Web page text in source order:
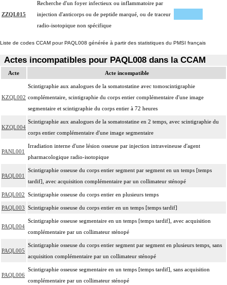
ZZQL015
Recherche d'un foyer infectieux ou inflammatoire par
injection d'anticorps ou de peptide marqué, ou de traceur
radio-isotopique non spécifique
Liste de codes CCAM pour PAQL008 générée à partir des statistiques du PMSI français
Actes incompatibles pour PAQL008 dans la CCAM
Acte Acte incompatible
KZQL002
Scintigraphie aux analogues de la somatostatine avec tomoscintigraphie
complémentaire, scintigraphie du corps entier complémentaire d'une image
segmentaire et scintigraphie du corps entier à 72 heures
KZQL004
Scintigraphie aux analogues de la somatostatine en 2 temps, avec scintigraphie du
corps entier complémentaire d'une image segmentaire
PANL001
Irradiation interne d'une lésion osseuse par injection intraveineuse d'agent
pharmacologique radio-isotopique
PAQL001
Scintigraphie osseuse du corps entier segment par segment en un temps [temps
tardif], avec acquisition complémentaire par un collimateur sténopé
PAQL002 Scintigraphie osseuse du corps entier en plusieurs temps
PAQL003 Scintigraphie osseuse du corps entier en un temps [temps tardif]
PAQL004
Scintigraphie osseuse segmentaire en un temps [temps tardif], avec acquisition
complémentaire par un collimateur sténopé
PAQL005
Scintigraphie osseuse du corps entier segment par segment en plusieurs temps, sans
acquisition complémentaire par un collimateur sténopé
PAQL006
Scintigraphie osseuse segmentaire en un temps [temps tardif], sans acquisition
complémentaire par un collimateur sténopé